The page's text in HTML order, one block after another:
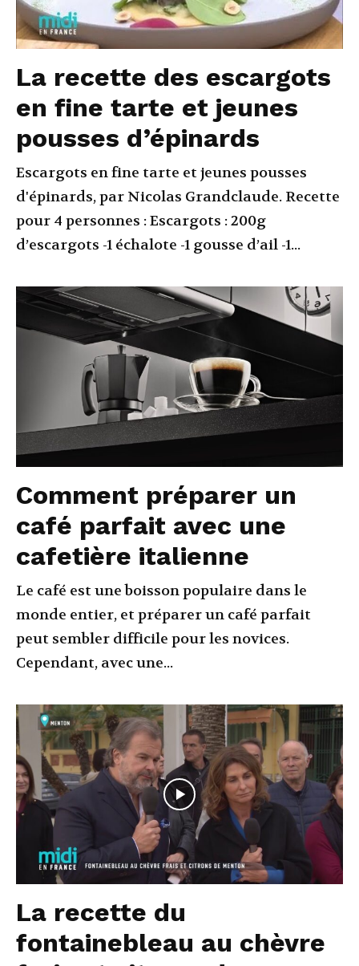
La recette des escargots
en fine tarte et jeunes
pousses d’épinards
Escargots en fine tarte et jeunes pousses
d'épinards, par Nicolas Grandclaude. Recette
pour 4 personnes : Escargots : 200g
d’escargots -1 échalote -1 gousse d’ail -1...
Comment préparer un
café parfait avec une
cafetière italienne
Le café est une boisson populaire dans le
monde entier, et préparer un café parfait
peut sembler difficile pour les novices.
Cependant, avec une...
La recette du
fontainebleau au chèvre